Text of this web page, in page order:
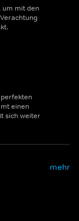
um mit den
einen
sich weiter
mehr